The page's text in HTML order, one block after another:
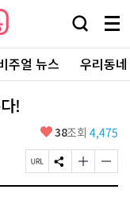
검
창
열
기
메
뉴
전
체
보
주얼 뉴스 우리동
!
좋
요
38조회 4,475
페
이
S
N
글
자
글
자